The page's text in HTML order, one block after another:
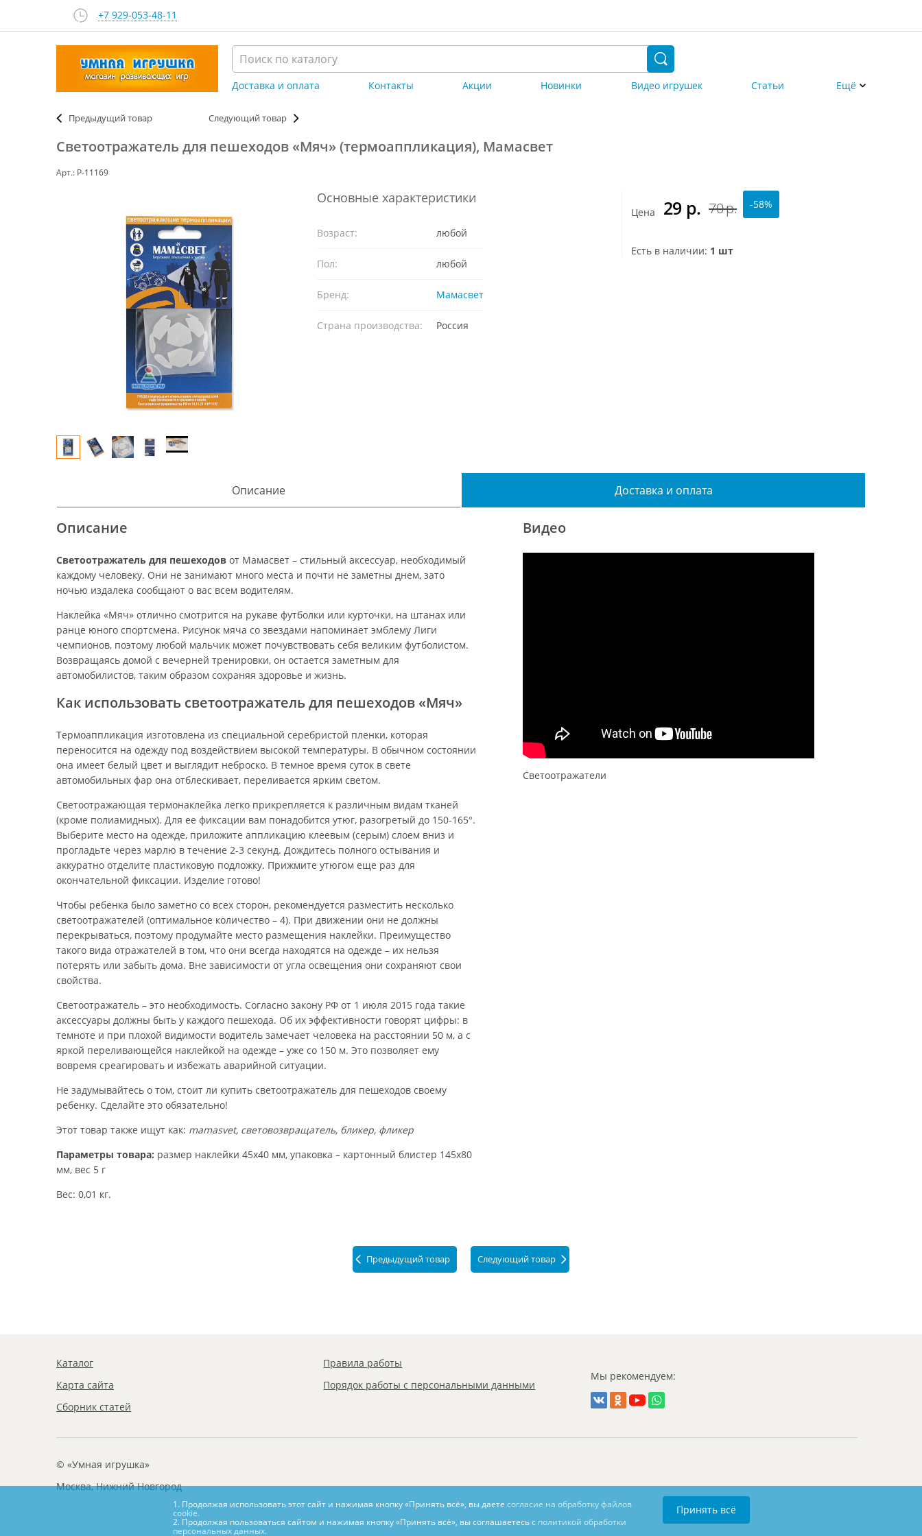
+7 929-053-48-11
Доставка и оплата Контакты Акции Новинки Видео игрушек Статьи Ещё
Предыдущий товар Следующий товар
Арт.: Р-11169
Светоотражатель для пешеходов «Мяч» (термоаппликация), Мамасвет
Основные характеристики
Возраст: любой
Пол: любой
Бренд: Мамасвет
Страна производства: Россия
Цена 70 р.
29 р. -58%
Есть в наличии: 1 шт
Описание
Видео
Светоотражатели
Описание
Светоотражатель для пешеходов от Мамасвет – стильный аксессуар, необходимый
каждому человеку. Они не занимают много места и почти не заметны днем, зато
ночью издалека сообщают о вас всем водителям.
Наклейка «Мяч» отлично смотрится на рукаве футболки или курточки, на штанах или
ранце юного спортсмена. Рисунок мяча со звездами напоминает эмблему Лиги
чемпионов, поэтому любой мальчик может почувствовать себя великим футболистом.
Возвращаясь домой с вечерней тренировки, он остается заметным для
автомобилистов, таким образом сохраняя здоровье и жизнь.
Как использовать светоотражатель для пешеходов «Мяч»
Термоаппликация изготовлена из специальной серебристой пленки, которая
переносится на одежду под воздействием высокой температуры. В обычном состоянии
она имеет белый цвет и выглядит неброско. В темное время суток в свете
автомобильных фар она отблескивает, переливается ярким светом.
Светоотражающая термонаклейка легко прикрепляется к различным видам тканей
(кроме полиамидных). Для ее фиксации вам понадобится утюг, разогретый до 150-165°.
Выберите место на одежде, приложите аппликацию клеевым (серым) слоем вниз и
прогладьте через марлю в течение 2-3 секунд. Дождитесь полного остывания и
аккуратно отделите пластиковую подложку. Прижмите утюгом еще раз для
окончательной фиксации. Изделие готово!
Чтобы ребенка было заметно со всех сторон, рекомендуется разместить несколько
светоотражателей (оптимальное количество – 4). При движении они не должны
перекрываться, поэтому продумайте место размещения наклейки. Преимущество
такого вида отражателей в том, что они всегда находятся на одежде – их нельзя
потерять или забыть дома. Вне зависимости от угла освещения они сохраняют свои
свойства.
Светоотражатель – это необходимость. Согласно закону РФ от 1 июля 2015 года такие
аксессуары должны быть у каждого пешехода. Об их эффективности говорят цифры: в
темноте и при плохой видимости водитель замечает человека на расстоянии 50 м, а с
яркой переливающейся наклейкой на одежде – уже со 150 м. Это позволяет ему
вовремя среагировать и избежать аварийной ситуации.
Не задумывайтесь о том, стоит ли купить светоотражатель для пешеходов своему
ребенку. Сделайте это обязательно!
Этот товар также ищут как: mamasvet, световозвращатель, бликер, фликер
Параметры товара: размер наклейки 45х40 мм, упаковка – картонный блистер 145х80
мм, вес 5 г
Вес: 0,01 кг.
Доставка и оплата
Предыдущий товар Следующий товар
Каталог
Карта сайта
Сборник статей
Правила работы
Порядок работы с персональными данными
© «Умная игрушка»
Москва, Нижний Новгород
Мы рекомендуем:
1. Продолжая использовать этот сайт и нажимая кнопку «Принять всё», вы даете согласие на обработку файлов
cookie.
2. Продолжая пользоваться сайтом и нажимая кнопку «Принять всё», вы соглашаетесь с политикой обработки
персональных данных.
Принять всё